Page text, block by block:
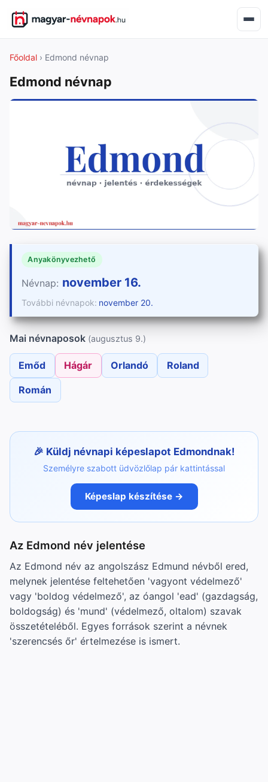
Főoldal › Edmond névnap
Edmond névnap
Anyakönyvezhető
Névnap: november 16.
További névnapok: november 20.
Mai névnaposok (augusztus 9.)
Emőd Hágár Orlandó Roland
Román
Küldj névnapi képeslapot Edmondnak!
Személyre szabott üdvözlőlap pár kattintással
Képeslap készítése →
Az Edmond név jelentése
Az Edmond név az angolszász Edmund névből ered,
melynek jelentése feltehetően 'vagyont védelmező'
vagy 'boldog védelmező', az óangol 'ead' (gazdagság,
boldogság) és 'mund' (védelmező, oltalom) szavak
összetételéből. Egyes források szerint a névnek
'szerencsés őr' értelmezése is ismert.